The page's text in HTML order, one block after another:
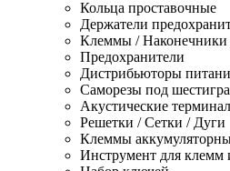
Кольца проставочные
Держатели
Клеммы / Наконечники
Предохранители
Дистрибьюторы
Саморезы под
Акустические
Решетки / Сетки / Дуги
Клеммы
Инструмент для клемм